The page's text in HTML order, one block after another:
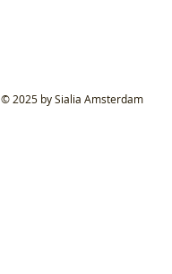
© 2025 by Sialia Amsterdam